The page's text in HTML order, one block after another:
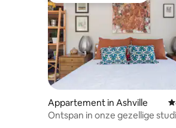
Appartement in Ashville
Ontspan in onze gezellige